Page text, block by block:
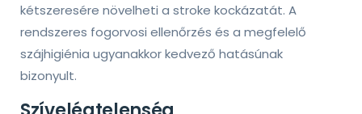
kétszeresére növelheti a stroke kockázatát. A
rendszeres fogorvosi ellenőrzés és a megfelelő
szájhigiénia ugyanakkor kedvező hatásúnak
bizonyult.